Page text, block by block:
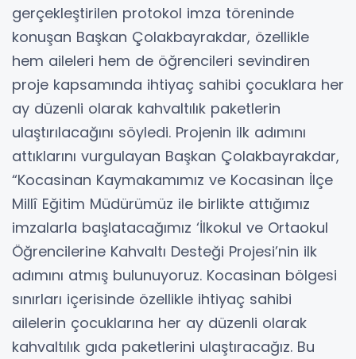
gerçekleştirilen protokol imza töreninde
konuşan Başkan Çolakbayrakdar, özellikle
hem aileleri hem de öğrencileri sevindiren
proje kapsamında ihtiyaç sahibi çocuklara her
ay düzenli olarak kahvaltılık paketlerin
ulaştırılacağını söyledi. Projenin ilk adımını
attıklarını vurgulayan Başkan Çolakbayrakdar,
“Kocasinan Kaymakamımız ve Kocasinan İlçe
Millî Eğitim Müdürümüz ile birlikte attığımız
imzalarla başlatacağımız ‘İlkokul ve Ortaokul
Öğrencilerine Kahvaltı Desteği Projesi’nin ilk
adımını atmış bulunuyoruz. Kocasinan bölgesi
sınırları içerisinde özellikle ihtiyaç sahibi
ailelerin çocuklarına her ay düzenli olarak
kahvaltılık gıda paketlerini ulaştıracağız. Bu